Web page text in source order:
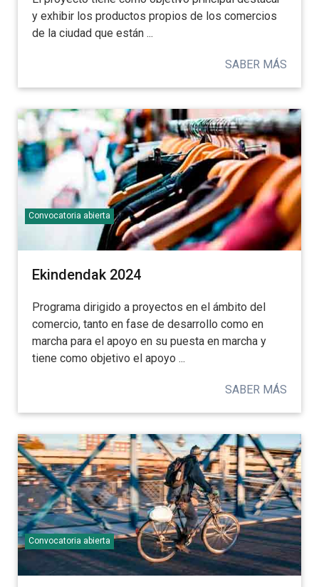
y exhibir los productos propios de los comercios
de la ciudad que están ...
SABER MÁS
Ekindendak 2024
Convocatoria abierta
Programa dirigido a proyectos en el ámbito del
comercio, tanto en fase de desarrollo como en
marcha para el apoyo en su puesta en marcha y
tiene como objetivo el apoyo ...
SABER MÁS
Convocatoria abierta